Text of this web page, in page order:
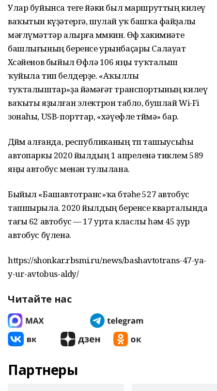
Улар буйынса теге йәки был маршруттың килеү
ваҡытын күҙәтергә, шулай уҡ башҡа файҙалы
мәғлүмәттәр алырға мөмкин. Өфө хакимиәте
башлығының беренсе урынбаҫары Салауат
Хөсәйенов быйыл Өфөлә 106 яңы туҡталыш
ҡуйыла тип белдерҙе. «Аҡыллы
туҡталыштар»ҙа йәмәғәт транспортының килеү
ваҡыты яҙылған электрон табло, бушлай Wi-Fi
зонаһы, USB-порттар, «хәүефле төймә» бар.
Дөйөм алғанда, республиканың төп ташыусыһы
автопаркы 2020 йылдың 1 апреленә тиклем 589
яңы автобус менән тулылана.
Быйыл «Башавтотранс»ҡа бөтәһе 527 автобус
тапшырыла. 2020 йылдың беренсе кварталында
тағы 62 автобус — 17 урта класлы һәм 45 ҙур
автобус бүленә.
https://shonkar.rbsmi.ru/news/bashavtotrans-47-ya-
y-ur-avtobus-aldy/
Читайте нас
Партнеры